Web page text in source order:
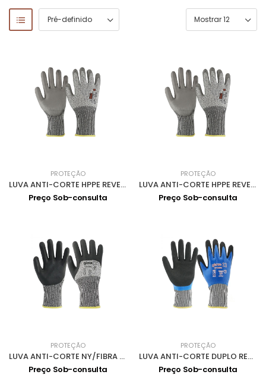
PROTEÇÃO
LUVA ANTI-CORTE HPPE REVESTIMENTO POLIURETANO 0713002-10
Preço Sob-consulta
PROTEÇÃO
LUVA ANTI-CORTE HPPE REVESTIMENTO POLIURETANO 0713002-9
Preço Sob-consulta
PROTEÇÃO
LUVA ANTI-CORTE NY/FIBRA VIDRO 3/4 PU/NITRIL FOAM 0713042-9
Preço Sob-consulta
PROTEÇÃO
LUVA ANTI-CORTE DUPLO REVESTIMENTO NITRILO 0713054-9
Preço Sob-consulta